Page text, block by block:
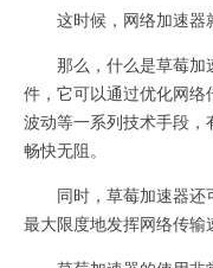
这时候，网络加速器
那么，什么是草莓加
件，它可以通过优化网
波动等一系列技术手段
畅快无阻。
同时，草莓加速器还
最大限度地发挥网络传输